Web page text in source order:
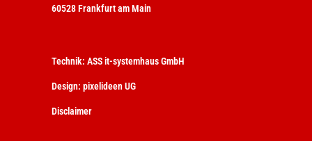
60528 Frankfurt am Main
Technik: ASS it-systemhaus GmbH
Design: pixelideen UG
Disclaimer